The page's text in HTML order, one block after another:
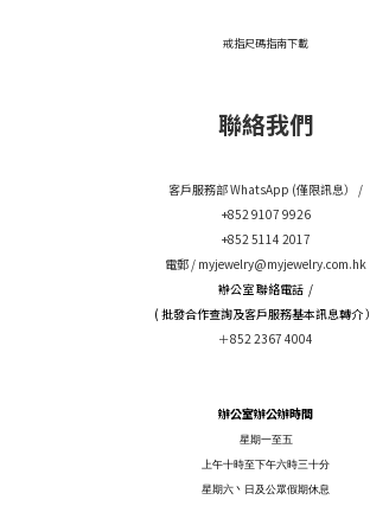
戒指尺碼指南下載
聯絡我們
客戶服務部 WhatsApp (僅限訊息） /
+852 9107 9926
+852 5114 2017
電郵 / myjewelry@myjewelry.com.hk
辦公室 聯絡電話 /
( 批發合作查詢及客戶服務基本訊息轉介 ）
＋852 2367 4004
辦公室辦公辦時間
星期一至五
上午十時至下午六時三十分
星期六丶日及公眾假期休息